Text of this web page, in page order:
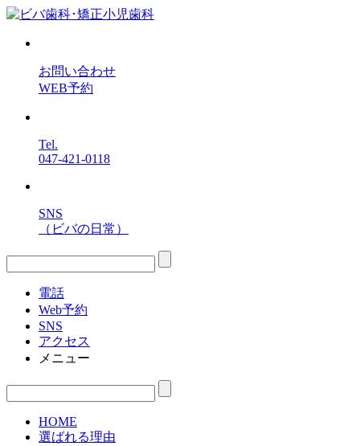
お問い合わせ
WEB予約
Tel.
047-421-0118
SNS
（ビバの日常）
電話
Web予約
SNS
アクセス
メニュー
HOME
選ばれる理由